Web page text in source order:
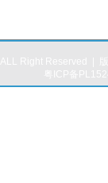
ALL Right Reserved |
粤ICP备